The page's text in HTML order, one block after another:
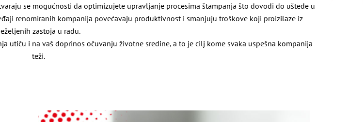
se mogućnosti da optimizujete upravljanje procesima štampanja što dovodi do uštede u
renomiranih kompanija povećavaju produktivnost i smanjuju troškove koji proizilaze iz
zastoja u radu.
utiču i na vaš doprinos očuvanju životne sredine, a to je cilj kome svaka uspešna kompanija
teži.